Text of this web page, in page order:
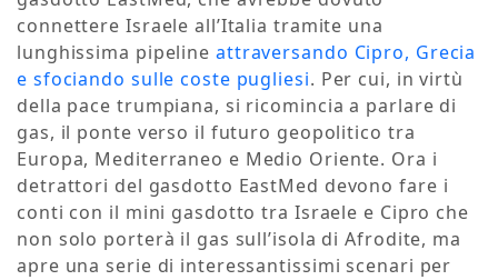
connettere Israele all’Italia tramite una
lunghissima pipeline attraversando Cipro, Grecia
e sfociando sulle coste pugliesi. Per cui, in virtù
della pace trumpiana, si ricomincia a parlare di
gas, il ponte verso il futuro geopolitico tra
Europa, Mediterraneo e Medio Oriente. Ora i
detrattori del gasdotto EastMed devono fare i
conti con il mini gasdotto tra Israele e Cipro che
non solo porterà il gas sull’isola di Afrodite, ma
apre una serie di interessantissimi scenari per